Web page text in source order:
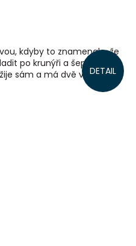
DETAIL
kdyby to znamenalo, že
po krunýři a šeptat mu
sám a má dvě velké